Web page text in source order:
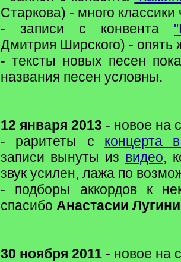
Старкова) - много классики
- записи с конвента
Дмитрия Ширского) - опять
- тексты новых песен
названия песен условны.
12 января 2013 - новое на
- раритеты с концерта
записи вынуты из видео,
звук усилен, лажа по
- подборы аккордов к
спасибо Анастасии
30 ноября 2011 - новое на